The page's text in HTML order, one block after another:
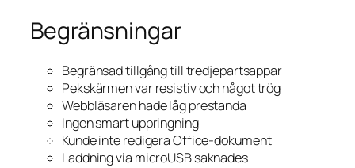
Begränsningar
Begränsad tillgång till tredjepartsappar
Pekskärmen var resistiv och något trög
Webbläsaren hade låg prestanda
Ingen smart uppringning
Kunde inte redigera Office-dokument
Laddning via microUSB saknades